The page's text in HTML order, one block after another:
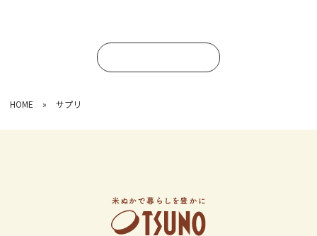
HOME » サプリ